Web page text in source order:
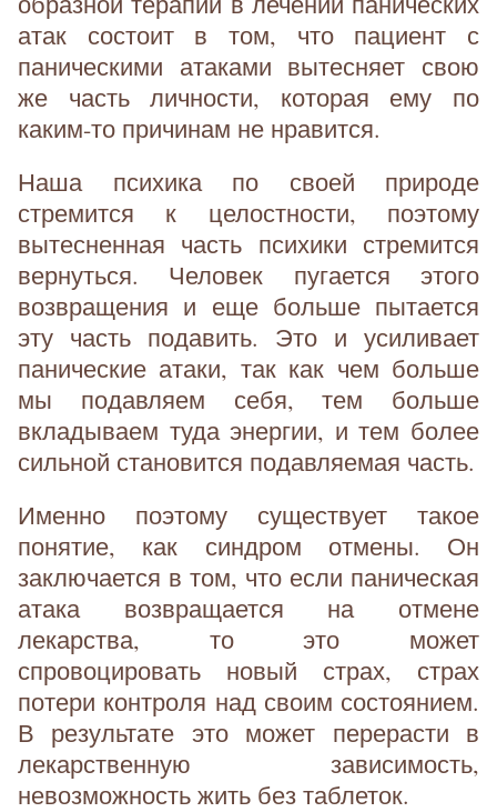
атак состоит в том, что пациент с
паническими атаками вытесняет свою
же часть личности, которая ему по
каким-то причинам не нравится.
Наша психика по своей природе
стремится к целостности, поэтому
вытесненная часть психики стремится
вернуться. Человек пугается этого
возвращения и еще больше пытается
эту часть подавить. Это и усиливает
панические атаки, так как чем больше
мы подавляем себя, тем больше
вкладываем туда энергии, и тем более
сильной становится подавляемая часть.
Именно поэтому существует такое
понятие, как синдром отмены. Он
заключается в том, что если паническая
атака возвращается на отмене
лекарства, то это может
спровоцировать новый страх, страх
потери контроля над своим состоянием.
В результате это может перерасти в
лекарственную зависимость,
невозможность жить без таблеток.